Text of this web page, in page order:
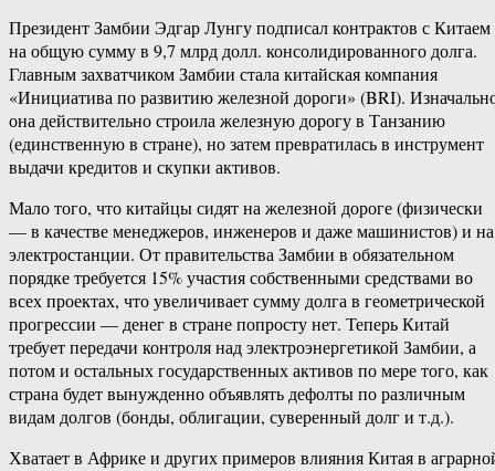
Президент Замбии Эдгар Лунгу подписал контрактов с Китаем
на общую сумму в 9,7 млрд долл. консолидированного долга.
Главным захватчиком Замбии стала китайская компания
«Инициатива по развитию железной дороги» (BRI).
она действительно строила железную дорогу в Танзанию
(единственную в стране), но затем превратилась в инструмент
выдачи кредитов и скупки активов.
Мало того, что китайцы сидят на железной дороге (физически
— в качестве менеджеров, инженеров и даже машинистов) и на
электростанции. От правительства Замбии в обязательном
порядке требуется 15% участия собственными средствами во
всех проектах, что увеличивает сумму долга в геометрической
прогрессии — денег в стране попросту нет. Теперь Китай
требует передачи контроля над электроэнергетикой Замбии, а
потом и остальных государственных активов по мере того, как
страна будет вынужденно объявлять дефолты по различным
видам долгов (бонды, облигации, суверенный долг и т.д.).
Хватает в Африке и других примеров влияния Китая в